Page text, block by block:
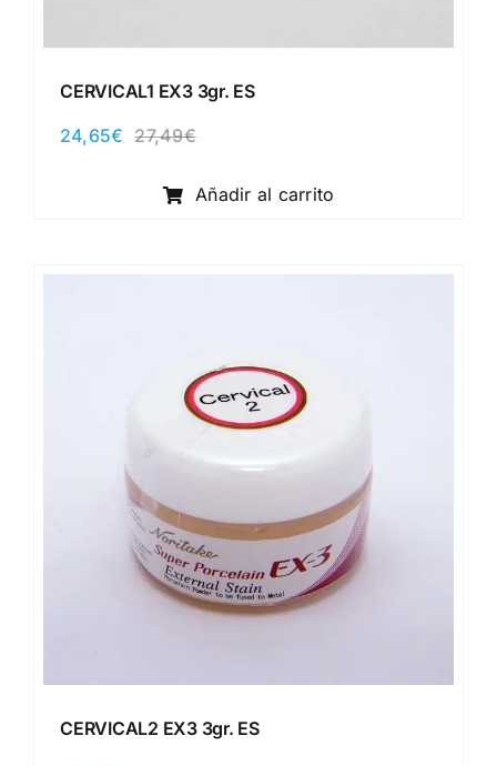
CERVICAL1 EX3 3gr. ES
27,49€El
original
era:
24,65€
El
actual
es:
Añadir al carrito
CERVICAL2 EX3 3gr. ES